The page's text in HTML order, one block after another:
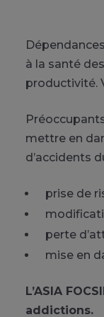
à la santé
productivité.
mettre en
d’accidents
prise de
perte
mise en
L’ASIA
addictions.